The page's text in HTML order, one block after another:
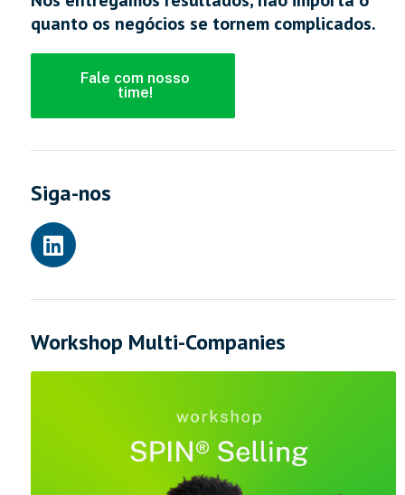
quanto os negócios se tornem complicados.
Fale com nosso
time!
Siga-nos
Workshop Multi-Companies